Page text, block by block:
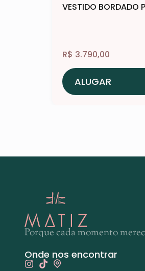
VESTIDO BORDADO
R$ 3.790,00
ALUGAR
Porque cada momento
Onde nos encontrar